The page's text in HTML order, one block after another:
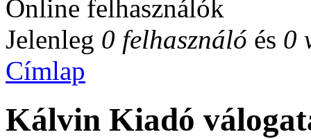
Online felhasználók
Jelenleg 0 felhasználó és 0
Címlap
Kálvin Kiadó